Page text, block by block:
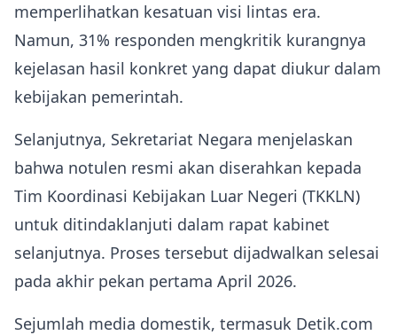
memperlihatkan kesatuan visi lintas era.
Namun, 31% responden mengkritik kurangnya
kejelasan hasil konkret yang dapat diukur dalam
kebijakan pemerintah.
Selanjutnya, Sekretariat Negara menjelaskan
bahwa notulen resmi akan diserahkan kepada
Tim Koordinasi Kebijakan Luar Negeri (TKKLN)
untuk ditindaklanjuti dalam rapat kabinet
selanjutnya. Proses tersebut dijadwalkan selesai
pada akhir pekan pertama April 2026.
Sejumlah media domestik, termasuk Detik.com